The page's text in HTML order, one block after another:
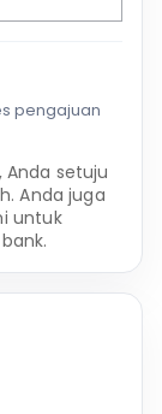
pengajuan
setuju
Anda juga
untuk